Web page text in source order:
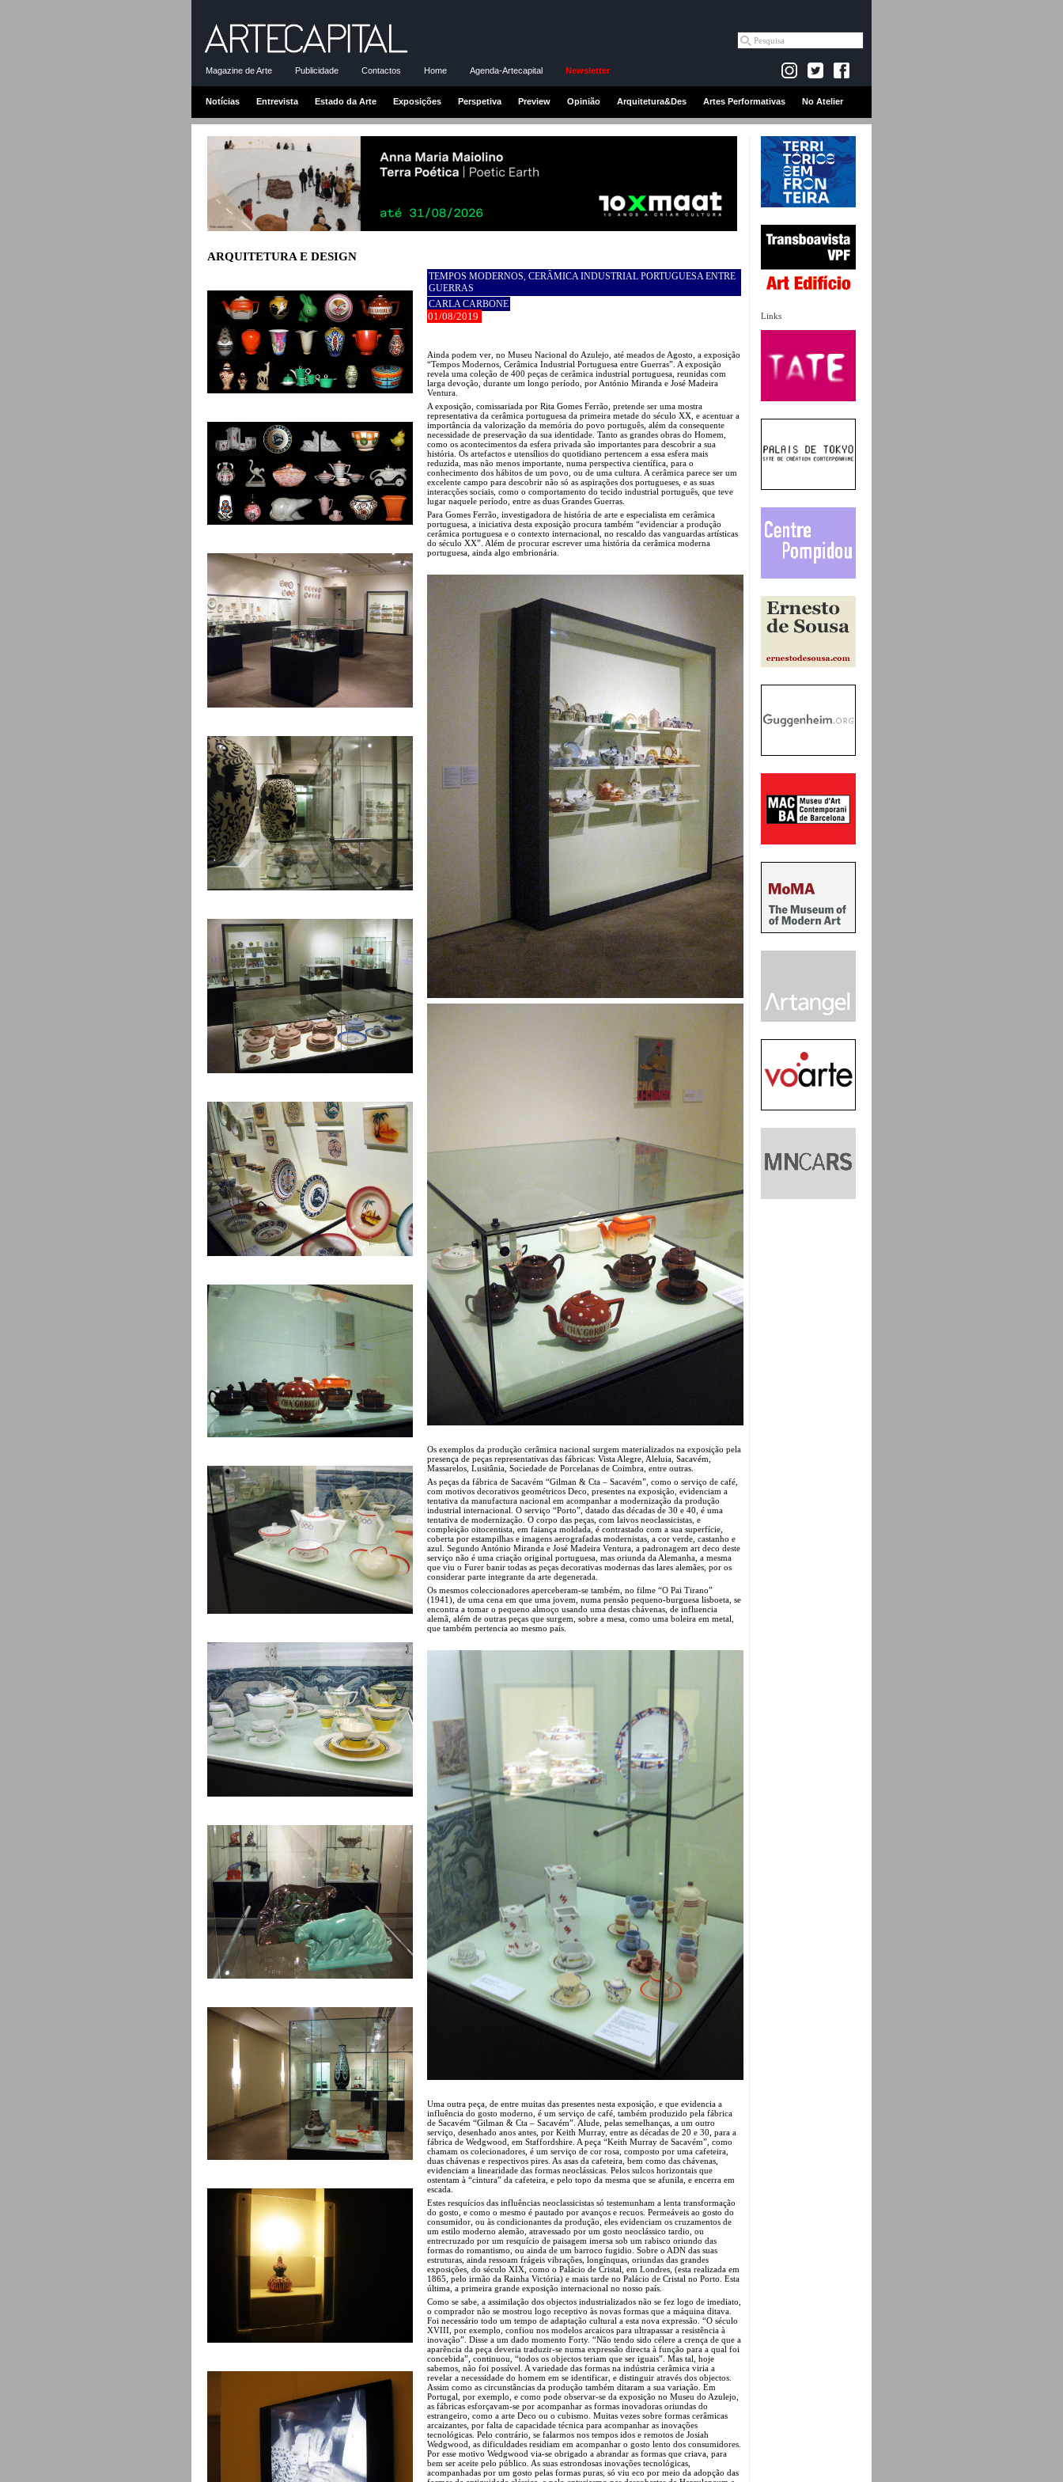
Magazine de Arte Publicidade Contactos Home Agenda-Artecapital Newsletter
Notícias Entrevista Estado da Arte Exposições Perspetiva Preview Opinião Arquitetura&Des Artes Performativas No Atelier
Links
ARQUITETURA E DESIGN
TEMPOS MODERNOS, CERÂMICA INDUSTRIAL PORTUGUESA ENTRE
GUERRAS
CARLA CARBONE
01/08/2019
Ainda podem ver, no Museu Nacional do Azulejo, até meados de Agosto, a exposição
“Tempos Modernos, Cerâmica Industrial Portuguesa entre Guerras”. A exposição
revela uma coleção de 400 peças de cerâmica industrial portuguesa, reunidas com
larga devoção, durante um longo período, por António Miranda e José Madeira
Ventura.
A exposição, comissariada por Rita Gomes Ferrão, pretende ser uma mostra
representativa da cerâmica portuguesa da primeira metade do século XX, e acentuar a
importância da valorização da memória do povo português, além da consequente
necessidade de preservação da sua identidade. Tanto as grandes obras do Homem,
como os acontecimentos da esfera privada são importantes para descobrir a sua
história. Os artefactos e utensílios do quotidiano pertencem a essa esfera mais
reduzida, mas não menos importante, numa perspectiva científica, para o
conhecimento dos hábitos de um povo, ou de uma cultura. A cerâmica parece ser um
excelente campo para descobrir não só as aspirações dos portugueses, e as suas
interacções sociais, como o comportamento do tecido industrial português, que teve
lugar naquele período, entre as duas Grandes Guerras.
Para Gomes Ferrão, investigadora de história de arte e especialista em cerâmica
portuguesa, a iniciativa desta exposição procura também “evidenciar a produção
cerâmica portuguesa e o contexto internacional, no rescaldo das vanguardas artísticas
do século XX”. Além de procurar escrever uma história da cerâmica moderna
portuguesa, ainda algo embrionária.
Os exemplos da produção cerâmica nacional surgem materializados na exposição pela
presença de peças representativas das fábricas: Vista Alegre, Aleluia, Sacavém,
Massarelos, Lusitânia, Sociedade de Porcelanas de Coimbra, entre outras.
As peças da fábrica de Sacavém “Gilman & Cta – Sacavém”, como o serviço de café,
com motivos decorativos geométricos Deco, presentes na exposição, evidenciam a
tentativa da manufactura nacional em acompanhar a modernização da produção
industrial internacional. O serviço “Porto”, datado das décadas de 30 e 40, é uma
tentativa de modernização. O corpo das peças, com laivos neoclassicistas, e
compleição oitocentista, em faiança moldada, é contrastado com a sua superfície,
coberta por estampilhas e imagens aerografadas modernistas, a cor verde, castanho e
azul. Segundo António Miranda e José Madeira Ventura, a padronagem art deco deste
serviço não é uma criação original portuguesa, mas oriunda da Alemanha, a mesma
que viu o Furer banir todas as peças decorativas modernas das lares alemães, por os
considerar parte integrante da arte degenerada.
Os mesmos coleccionadores aperceberam-se também, no filme “O Pai Tirano”
(1941), de uma cena em que uma jovem, numa pensão pequeno-burguesa lisboeta, se
encontra a tomar o pequeno almoço usando uma destas chávenas, de influencia
alemã, além de outras peças que surgem, sobre a mesa, como uma boleira em metal,
que também pertencia ao mesmo país.
Uma outra peça, de entre muitas das presentes nesta exposição, e que evidencia a
influência do gosto moderno, é um serviço de café, também produzido pela fábrica
de Sacavém “Gilman & Cta – Sacavém”. Alude, pelas semelhanças, a um outro
serviço, desenhado anos antes, por Keith Murray, entre as décadas de 20 e 30, para a
fábrica de Wedgwood, em Staffordshire. A peça “Keith Murray de Sacavém”, como
chamam os colecionadores, é um serviço de cor rosa, composto por uma cafeteira,
duas chávenas e respectivos pires. As asas da cafeteira, bem como das chávenas,
evidenciam a linearidade das formas neoclássicas. Pelos sulcos horizontais que
ostentam à “cintura” da cafeteira, e pelo topo da mesma que se afunila, e encerra em
escada.
Estes resquícios das influências neoclassicistas só testemunham a lenta transformação
do gosto, e como o mesmo é pautado por avanços e recuos. Permeáveis ao gosto do
consumidor, ou às condicionantes da produção, eles evidenciam os cruzamentos de
um estilo moderno alemão, atravessado por um gosto neoclássico tardio, ou
entrecruzado por um resquício de paisagem imersa sob um rabisco oriundo das
formas do romantismo, ou ainda de um barroco fugidio. Sobre o ADN das suas
estruturas, ainda ressoam frágeis vibrações, longínquas, oriundas das grandes
exposições, do século XIX, como o Palácio de Cristal, em Londres, (esta realizada em
1865, pelo irmão da Rainha Victória) e mais tarde no Palácio de Cristal no Porto. Esta
última, a primeira grande exposição internacional no nosso país.
Como se sabe, a assimilação dos objectos industrializados não se fez logo de imediato,
o comprador não se mostrou logo receptivo às novas formas que a máquina ditava.
Foi necessário todo um tempo de adaptação cultural a esta nova expressão. “O século
XVIII, por exemplo, confiou nos modelos arcaicos para ultrapassar a resistência à
inovação”. Disse a um dado momento Forty. “Não tendo sido célere a crença de que a
aparência da peça deveria traduzir-se numa expressão directa à função para a qual foi
concebida”, continuou, “todos os objectos teriam que ser iguais”. Mas tal, hoje
sabemos, não foi possível. A variedade das formas na indústria cerâmica viria a
revelar a necessidade do homem em se identificar, e distinguir através dos objectos.
Assim como as circunstâncias da produção também ditaram a sua variação. Em
Portugal, por exemplo, e como pode observar-se da exposição no Museu do Azulejo,
as fábricas esforçavam-se por acompanhar as formas inovadoras oriundas do
estrangeiro, como a arte Deco ou o cubismo. Muitas vezes sobre formas cerâmicas
arcaizantes, por falta de capacidade técnica para acompanhar as inovações
tecnológicas. Pelo contrário, se falarmos nos tempos idos e remotos de Josiah
Wedgwood, as dificuldades residiam em acompanhar o gosto lento dos consumidores.
Por esse motivo Wedgwood via-se obrigado a abrandar as formas que criava, para
bem ser aceite pelo público. As suas estrondosas inovações tecnológicas,
acompanhadas por um gosto pelas formas puras, só viu eco por meio da adopção das